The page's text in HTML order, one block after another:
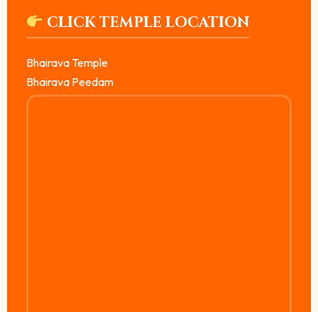
CLICK TEMPLE LOCATION
Bhairava Temple
Bhairava Peedam